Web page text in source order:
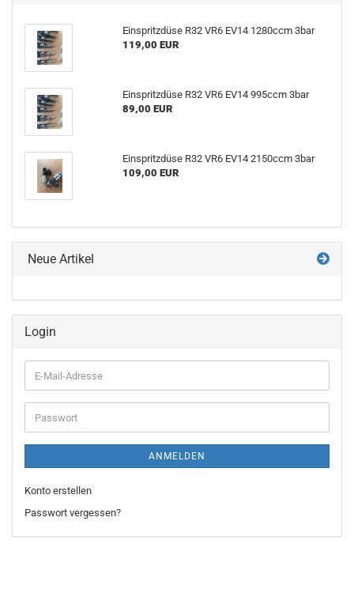
Ein­spritz­dü­se R32 VR6 EV14 1280ccm 3bar
119,00 EUR
Ein­spritz­dü­se R32 VR6 EV14 995ccm 3bar
89,00 EUR
Ein­spritz­dü­se R32 VR6 EV14 2150ccm 3bar
109,00 EUR
Neue Artikel
Login
E-
Mail-
Adresse
Passwort
ANMELDEN
Konto erstellen
Passwort vergessen?